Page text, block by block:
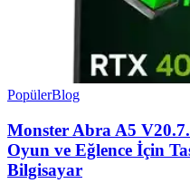
PopülerBlog
Monster Abra A5
Oyun ve Eğlence İçin
Bilgisayar